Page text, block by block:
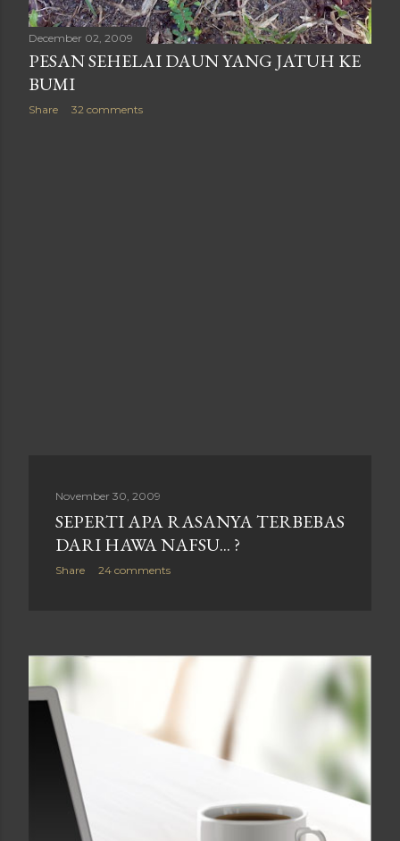
December 02, 2009
PESAN SEHELAI DAUN YANG JATUH KE
BUMI
Share 32 comments
November 30, 2009
SEPERTI APA RASANYA TERBEBAS
DARI HAWA NAFSU... ?
Share 24 comments